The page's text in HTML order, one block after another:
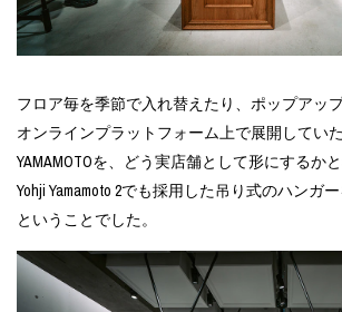
フロア毎を季節で入れ替えたり、ポップアッ
オンラインプラットフォーム上で展開していた
YAMAMOTOを、どう実店舗として形にするか
Yohji Yamamoto 2でも採用した吊り式のハンガ
ということでした。